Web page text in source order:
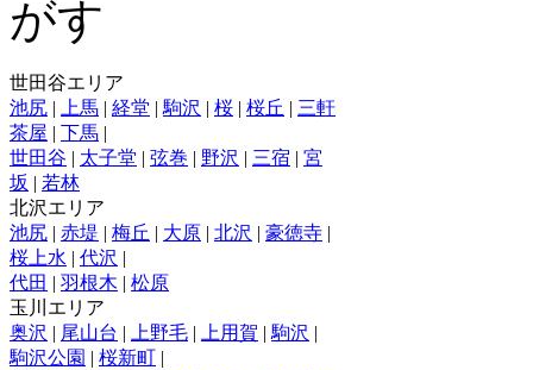
世田谷エリア
池尻 | 上馬 | 経堂 | 駒沢 | 桜 | 桜丘 | 三軒
茶屋 | 下馬 |
世田谷 | 太子堂 | 弦巻 | 野沢 | 三宿 | 宮
坂 | 若林
北沢エリア
池尻 | 赤堤 | 梅丘 | 大原 | 北沢 | 豪徳寺 |
桜上水 | 代沢 |
代田 | 羽根木 | 松原
玉川エリア
奥沢 | 尾山台 | 上野毛 | 上用賀 | 駒沢 |
駒沢公園 | 桜新町 |